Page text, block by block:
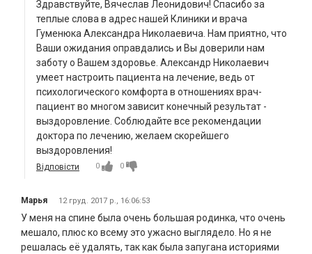
Здравствуйте, Вячеслав Леонидович! Спасибо за
теплые слова в адрес нашей Клиники и врача
Гуменюка Александра Николаевича. Нам приятно, что
Ваши ожидания оправдались и Вы доверили нам
заботу о Вашем здоровье. Александр Николаевич
умеет настроить пациента на лечение, ведь от
психологического комфорта в отношениях врач-
пациент во многом зависит конечный результат -
выздоровление. Соблюдайте все рекомендации
доктора по лечению, желаем скорейшего
выздоровления!
Відповісти 0 0
Марья 12 груд. 2017 р., 16:06:53
У меня на спине была очень большая родинка, что очень
мешало, плюс ко всему это ужасно выглядело. Но я не
решалась её удалять, так как была запугана историями